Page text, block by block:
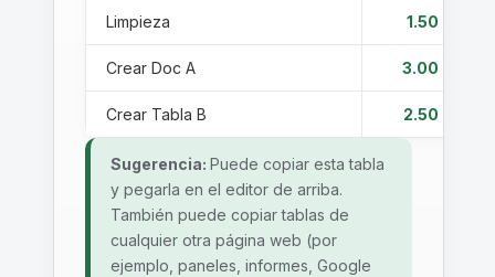
Limpieza 1.50
Crear Doc A 3.00
Crear Tabla B 2.50
Sugerencia: Puede copiar esta tabla
y pegarla en el editor de arriba.
También puede copiar tablas de
cualquier otra página web (por
ejemplo, paneles, informes, Google